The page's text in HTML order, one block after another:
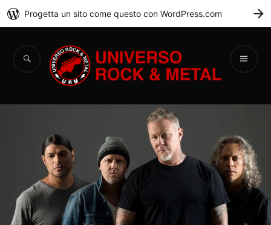
Universo Rock &
Metal
Progetta un sito come questo con WordPress.com